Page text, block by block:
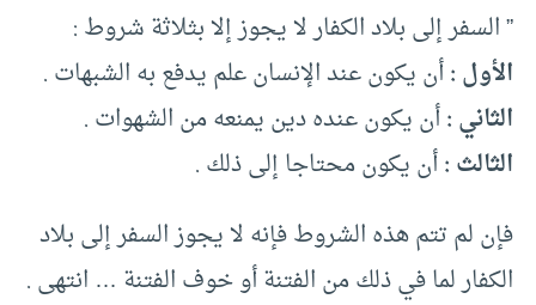
” السفر إلى بلاد الكفار لا يجوز إلا بثلاثة شروط :
الأول :أن يكون عند الإنسان علم يدفع به الشبهات .
الثاني :أن يكون عنده دين يمنعه من الشهوات .
الثالث :أن يكون محتاجا إلى ذلك .
فإن لم تتم هذه الشروط فإنه لا يجوز السفر إلى بلاد
الكفار لما في ذلك من الفتنة أو خوف الفتنة … انتهى .